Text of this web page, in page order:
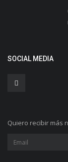
SOCIAL MEDIA
Quiero recibir más